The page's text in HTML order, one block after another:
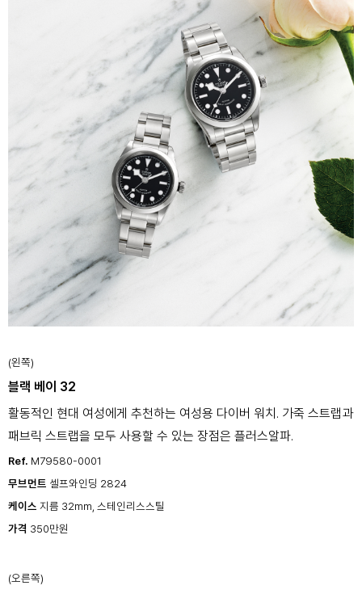
(왼쪽)
블랙 베이 32
활동적인 현대 여성에게 추천하는 여성용 다이버 워치. 가죽 스트랩과
패브릭 스트랩을 모두 사용할 수 있는 장점은 플러스알파.
Ref. M79580-0001
무브먼트 셀프와인딩 2824
케이스 지름 32mm, 스테인리스스틸
가격 350만원
(오른쪽)